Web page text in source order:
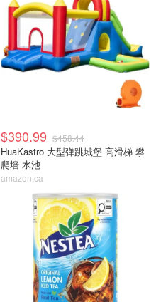
$390.99 $458.44
HuaKastro 大型弹跳城堡 高滑梯 攀
爬墙 水池
amazon.ca